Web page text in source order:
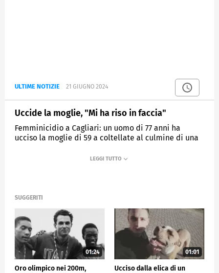
ULTIME NOTIZIE 21 GIUGNO 2024
Uccide la moglie, "Mi ha riso in faccia"
Femminicidio a Cagliari: un uomo di 77 anni ha
ucciso la moglie di 59 a coltellate al culmine di una
SUGGERITI
01:24
Oro olimpico nei 200m,
01:01
Ucciso dalla elica di un